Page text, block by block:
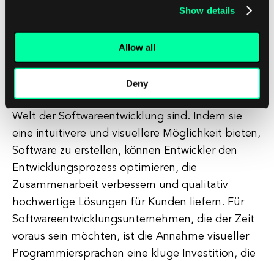
Show details
Allow all
Deny
Softwareentwicklungsunternehmen von
Wettbewerbern abzuheben und neue
Geschäftsmöglichkeiten zu gewinnen.
Zusammenfassend lässt sich sagen, dass visuelle
Programmiersprachen ein Wendepunkt in der
Welt der Softwareentwicklung sind. Indem sie
eine intuitivere und visuellere Möglichkeit bieten,
Software zu erstellen, können Entwickler den
Entwicklungsprozess optimieren, die
Zusammenarbeit verbessern und qualitativ
hochwertige Lösungen für Kunden liefern. Für
Softwareentwicklungsunternehmen, die der Zeit
voraus sein möchten, ist die Annahme visueller
Programmiersprachen eine kluge Investition, die